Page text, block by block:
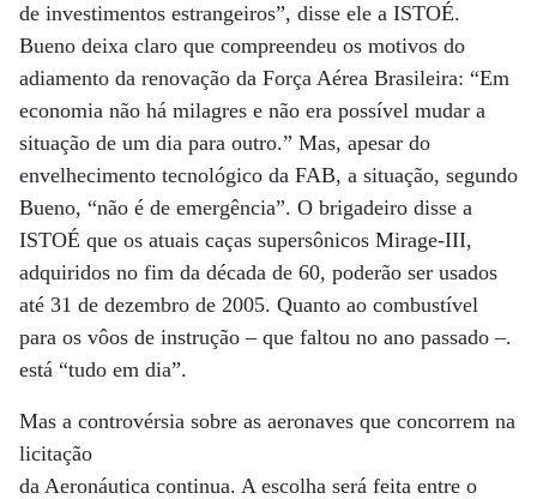
de investimentos estrangeiros”, disse ele a ISTOÉ.
Bueno deixa claro que compreendeu os motivos do
adiamento da renovação da Força Aérea Brasileira: “Em
economia não há milagres e não era possível mudar a
situação de um dia para outro.” Mas, apesar do
envelhecimento tecnológico da FAB, a situação, segundo
Bueno, “não é de emergência”. O brigadeiro disse a
ISTOÉ que os atuais caças supersônicos Mirage-III,
adquiridos no fim da década de 60, poderão ser usados
até 31 de dezembro de 2005. Quanto ao combustível
para os vôos de instrução – que faltou no ano passado –.
está “tudo em dia”.
Mas a controvérsia sobre as aeronaves que concorrem na
licitação
da Aeronáutica continua. A escolha será feita entre o